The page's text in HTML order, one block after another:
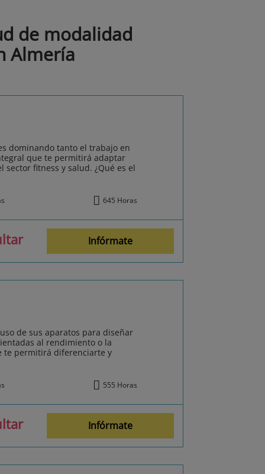
de modalidad
Almería
dominando tanto el trabajo en
que te permitirá adaptar
fitness y salud. ¿Qué es el
645 Horas
Infórmate
de sus aparatos para diseñar
al rendimiento o la
te permitirá diferenciarte y
555 Horas
Infórmate